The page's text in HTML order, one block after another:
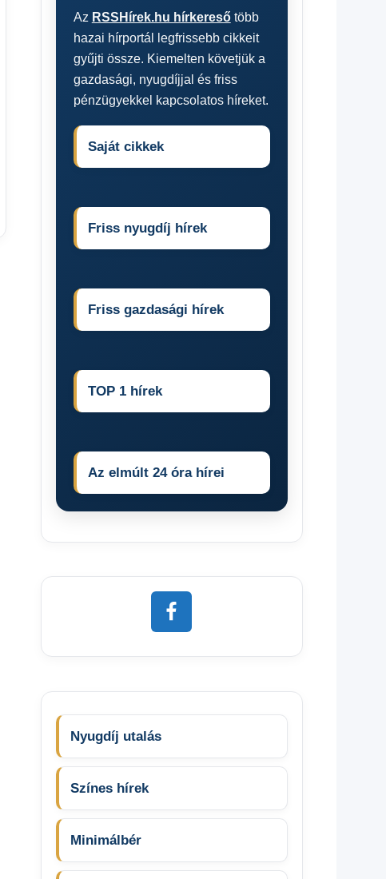
Az RSSHírek.hu hírkeresőtöbb
hazai hírportál legfrissebb cikkeit
gyűjti össze. Kiemelten követjük a
gazdasági, nyugdíjjal és friss
pénzügyekkel kapcsolatos híreket.
Saját cikkek
Friss nyugdíj hírek
Friss gazdasági hírek
TOP 1 hírek
Az elmúlt 24 óra hírei
Nyugdíj utalás
Színes hírek
Minimálbér